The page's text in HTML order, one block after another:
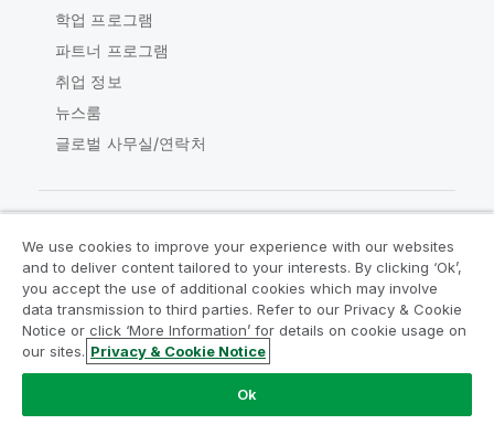
학업 프로그램
파트너 프로그램
취업 정보
뉴스룸
글로벌 사무실/연락처
Qlik Community
법적 계약 제품 약관
Legal Policies
Legal Policies
사용 약관
Do Not Share My Info
Copyright © 1993-2026 QlikTech International AB. 무단 전재
We use cookies to improve your experience with our websites
and to deliver content tailored to your interests. By clicking ‘Ok’,
you accept the use of additional cookies which may involve
data transmission to third parties. Refer to our Privacy & Cookie
Notice or click ‘More Information’ for details on cookie usage on
our sites. Privacy & Cookie Notice
Ok